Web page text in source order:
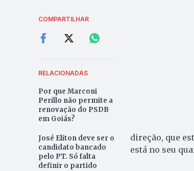
COMPARTILHAR
RELACIONADAS
Por que Marconi
Perillo não permite a
renovação do PSDB
em Goiás?
José Eliton deve ser o
candidato bancado
pelo PT. Só falta
definir o partido
direção, que
está no seu